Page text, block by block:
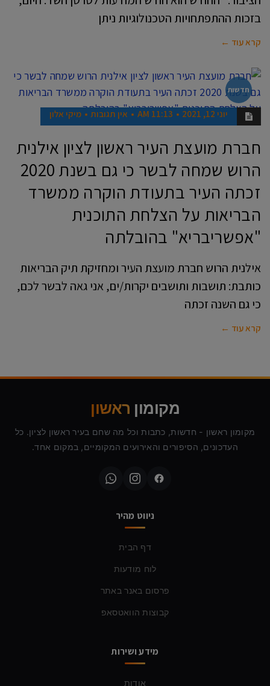
בזכות ההתפתחויות הטכנולוגיות ניתן
קרא עוד ←
חדשות
יוני 12, 2021 11:13 AM אין תגובות מיקי אלון
חברת מועצת העיר ראשון לציון אילנית
הרוש שמחה לבשר כי גם בשנת 2020
זכתה העיר בתעודת הוקרה ממשרד
הבריאות על הצלחת התוכנית
"אפשריבריא" בהובלתה
אילנית הרוש חברת מועצת העיר ומחזיקת תיק הבריאות
כותבת: תושבות ותושבים יקרות/ים, אני גאה לבשר לכם,
כי גם השנה זכתה
קרא עוד ←
מקומון ראשון
מקומון ראשון - חדשות, כתבות וכל מה שחם בעיר ראשון לציון. כל
העדכונים, הסיפורים והאירועים המקומיים, במקום אחד.
ניווט מהיר
דף הבית
לוח מודעות
פרסום באנר באתר
קבוצות הוואטסאפ
מידע ושירות
אודות